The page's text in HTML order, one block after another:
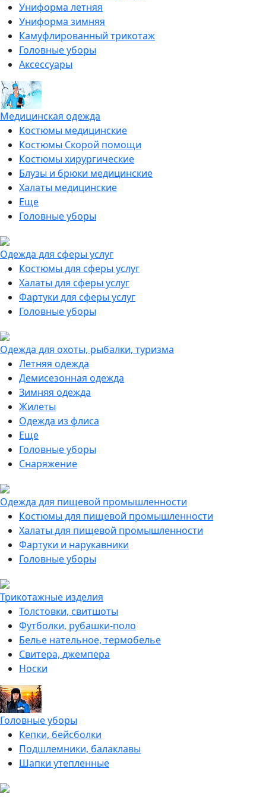
Униформа летняя
Униформа зимняя
Камуфлированный трикотаж
Головные уборы
Аксессуары
Медицинская одежда
Костюмы медицинские
Костюмы Скорой помощи
Костюмы хирургические
Блузы и брюки медицинские
Халаты медицинские
Еще
Головные уборы
Одежда для сферы услуг
Костюмы для сферы услуг
Халаты для сферы услуг
Фартуки для сферы услуг
Головные уборы
Одежда для охоты, рыбалки, туризма
Летняя одежда
Демисезонная одежда
Зимняя одежда
Жилеты
Одежда из флиса
Еще
Головные уборы
Снаряжение
Одежда для пищевой промышленности
Костюмы для пищевой промышленности
Халаты для пищевой промышленности
Фартуки и нарукавники
Головные уборы
Трикотажные изделия
Толстовки, свитшоты
Футболки, рубашки-поло
Белье нательное, термобелье
Свитера, джемпера
Носки
Головные уборы
Кепки, бейсболки
Подшлемники, балаклавы
Шапки утепленные